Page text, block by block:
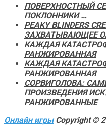
ПОВЕРХНОСТНЫЙ
ПОКЛОННИКИ …
PEAKY BLINDERS
ЗАХВАТЫВАЮЩЕЕ
КАЖДАЯ
РАНЖИРОВАННАЯ
КАЖДАЯ
РАНЖИРОВАННАЯ
СОРВИГОЛОВА:
ПРОИЗВЕДЕНИЯ
РАНЖИРОВАННЫЕ
Онлайн игрыCopyright ©